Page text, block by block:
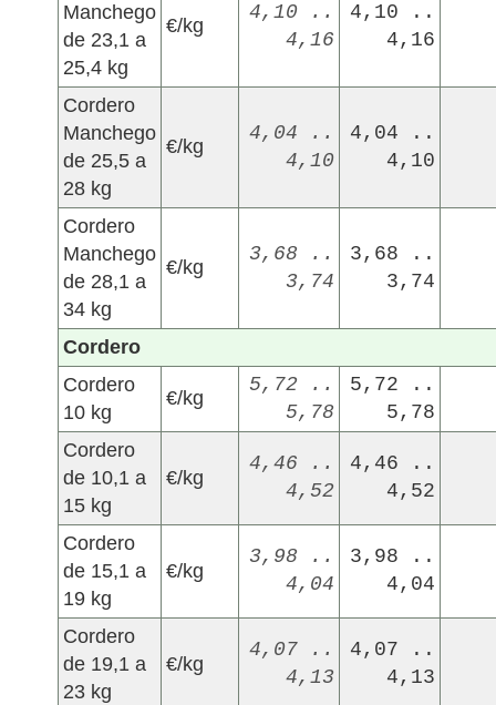
Manchego
de 23,1 a
25,4 kg
€/kg
4,10 ..
4,16
4,10 ..
4,16
Cordero
Manchego
de 25,5 a
28 kg
€/kg
4,04 ..
4,10
4,04 ..
4,10
Cordero
Manchego
de 28,1 a
34 kg
€/kg
3,68 ..
3,74
3,68 ..
3,74
Cordero
Cordero
10 kg
€/kg
5,72 ..
5,78
5,72 ..
5,78
Cordero
de 10,1 a
15 kg
€/kg
4,46 ..
4,52
4,46 ..
4,52
Cordero
de 15,1 a
19 kg
€/kg
3,98 ..
4,04
3,98 ..
4,04
Cordero
de 19,1 a
23 kg
€/kg
4,07 ..
4,13
4,07 ..
4,13